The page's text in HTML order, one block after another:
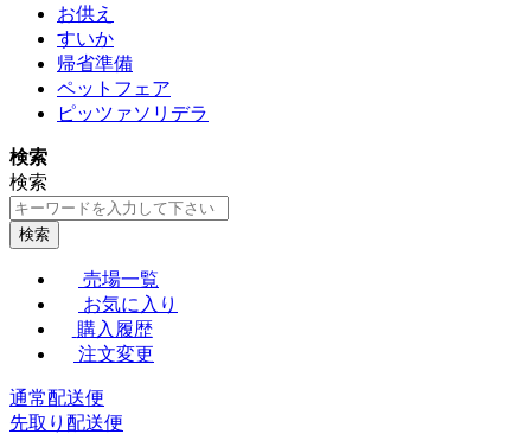
お供え
すいか
帰省準備
ペットフェア
ピッツァソリデラ
検索
検索
検索
売場一覧
お気に入り
購入履歴
注文変更
通常配送便
先取り配送便